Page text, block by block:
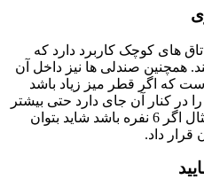
های کوچک کاربرد دارد که
همچنین صندلی ها نیز داخل آن
که اگر قطر میز زیاد باشد
در کنار آن جای دارد حتی بیشتر
از حد مجازی که هست به طور مثال اگر 6 نفره باشد شاید بتوان